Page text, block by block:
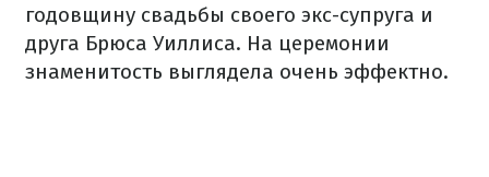
годовщину свадьбы своего экс-супруга и
друга Брюса Уиллиса. На церемонии
знаменитость выглядела очень эффектно.